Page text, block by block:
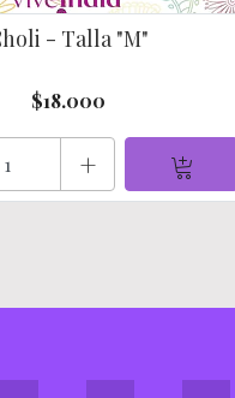
- Talla "M"
$18.000
+